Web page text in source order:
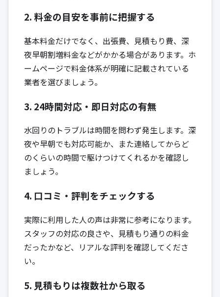
2. 料金の目安を事前に把握する
基本料金だけでなく、出張費、見積もり費、深
夜早朝割増料金などがかかる場合があります。ホ
ームページで料金体系が明確に記載されている
業者を選びましょう。
3. 24時間対応・即日対応の有無
水回りのトラブルは時間を問わず発生します。深
夜や早朝でも対応可能か、また連絡してからど
のくらいの時間で駆けつけてくれるかを確認し
ましょう。
4. 口コミ・評判をチェックする
実際に利用した人の声は非常に参考になります。
スタッフの対応の良さや、見積もり通りの料金
だったかなど、リアルな評判を確認してくださ
い。
5. 見積もりは複数社から取る